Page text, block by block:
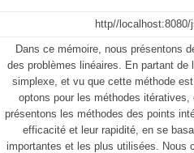
http//
Dans ce mémoire, nous présentons
des problèmes linéaires. En partant de
simplexe, et vu que cette méthode
optons pour les méthodes
présentons les méthodes des points
efficacité et leur rapidité, en se
importantes et les plus utilisées. Nous